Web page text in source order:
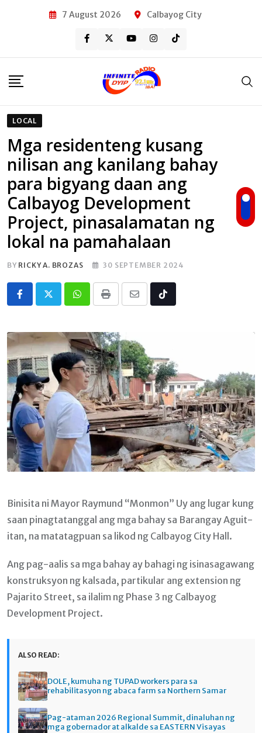
7 August 2026 Calbayog City
LOCAL
Mga residenteng kusang
nilisan ang kanilang bahay
para bigyang daan ang
Calbayog Development
Project, pinasalamatan ng
lokal na pamahalaan
BY RICKY A. BROZAS 30 SEPTEMBER 2024
Whatsapp
Print
Share Tiktok
Binisita ni Mayor Raymund “Monmon” Uy ang lugar kung
saan pinagtatanggal ang mga bahay sa Barangay Aguit-
itan, na matatagpuan sa likod ng Calbayog City Hall.
Ang pag-aalis sa mga bahay ay bahagi ng isinasagawang
konstruksyon ng kalsada, partikular ang extension ng
Pajarito Street, sa ilalim ng Phase 3 ng Calbayog
Development Project.
ALSO READ:
DOLE, kumuha ng TUPAD workers para sa
rehabilitasyon ng abaca farm sa Northern Samar
Pag-ataman 2026 Regional Summit, dinaluhan ng
mga gobernador at alkalde sa EASTERN Visayas